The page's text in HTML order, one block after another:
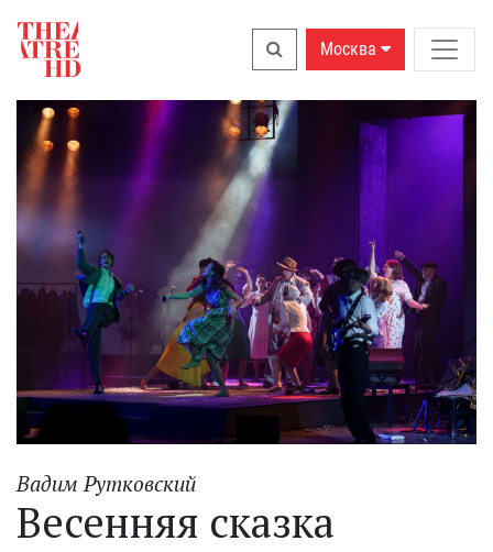
Москва
Вадим Рутковский
Весенняя сказка